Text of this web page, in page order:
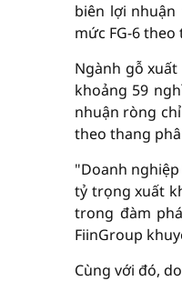
biên lợi nhuận
mức FG-6
Ngành gỗ
khoảng 59
nhuận ròng
theo thang
"Doanh
tỷ trọng xuất
trong đàm
FiinGroup
Cùng với đó,